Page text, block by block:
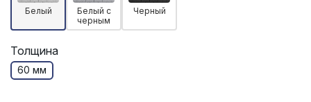
Белый
Белый с
черным
Черный
Толщина
60 мм